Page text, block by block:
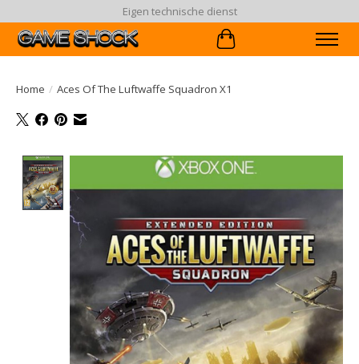
Eigen technische dienst
Winkelwagen
Home / Aces Of The Luftwaffe Squadron X1
Product image slideshow Items